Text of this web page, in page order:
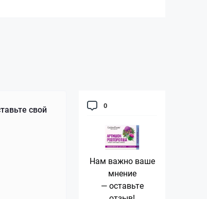
0
Нам важно ваше
мнение
— оставьте
свой